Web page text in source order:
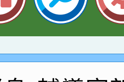
-第二名
科學小創客佳
參加桃園市中
園市科展 國
四年二班張O